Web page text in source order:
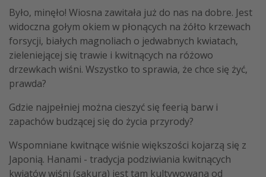
Wyjazdy na Majówkę
Wszystkie
Więcej tematów
Newsy, ciekawostki, porady podróżnicze
Najlepsze aplikacje podróżnicze
Kalendarz podróży
Było, minęło! Wiosna zawitała już do nas na dobre. Jest
widoczna gołym okiem w płonących na żółto krzewach
forsycji, białych magnoliach o jedwabnych kwiatach,
zieleniejącej się trawie i kwitnących na różowo
drzewkach wiśni. Wszystko to sprawia, że chce się żyć,
prawda?
Gdzie najpełniej można cieszyć się feerią barw i
zapachów budzącej się do życia przyrody?
Wspomniane kwitnące wiśnie większości kojarzą się z
Japonią. Hanami - tradycja podziwiania kwitnących
kwiatów wiśni (sakura) jest tam kultywowana od